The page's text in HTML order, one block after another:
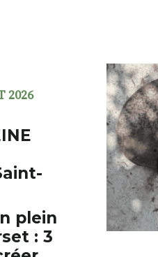
2026
plein
: 3